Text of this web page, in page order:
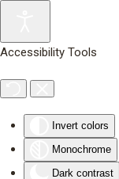
Accessibility Tools
Invert colors
Monochrome
Dark contrast